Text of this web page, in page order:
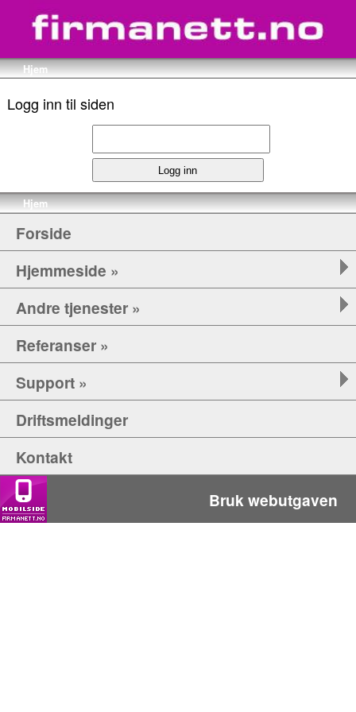
Hjem
Logg inn til siden
Hjem
Forside
Hjemmeside »
Andre tjenester »
Referanser »
Support »
Driftsmeldinger
Kontakt
Bruk webutgaven